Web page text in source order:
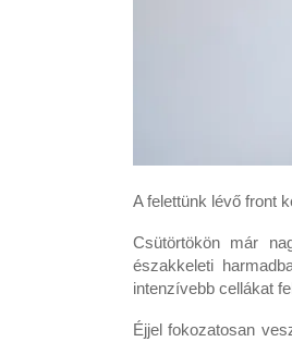
A felettünk lévő front
Csütörtökön már
északkeleti
intenzívebb cellákat
Éjjel fokozatosan